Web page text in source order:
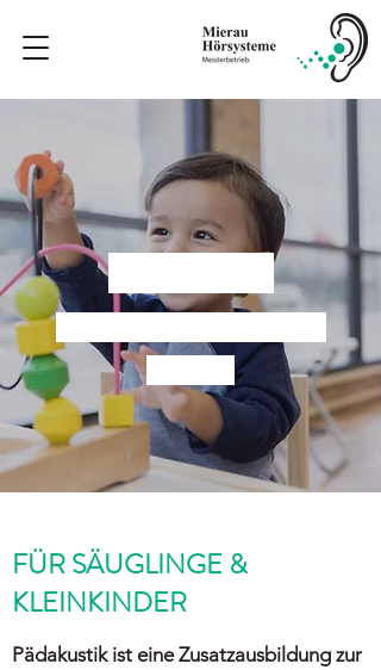
PÄDAKUSTIK
Die Zukunft von morgen
FÜR SÄUGLINGE &
KLEINKINDER
Pädakustik ist eine Zusatzausbildung zur